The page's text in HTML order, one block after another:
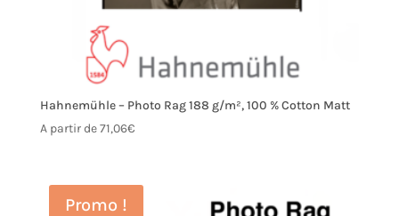
Hahnemühle – Photo Rag 188 g/m², 100 % Cotton Matt
A partir de71,06€
Promo !